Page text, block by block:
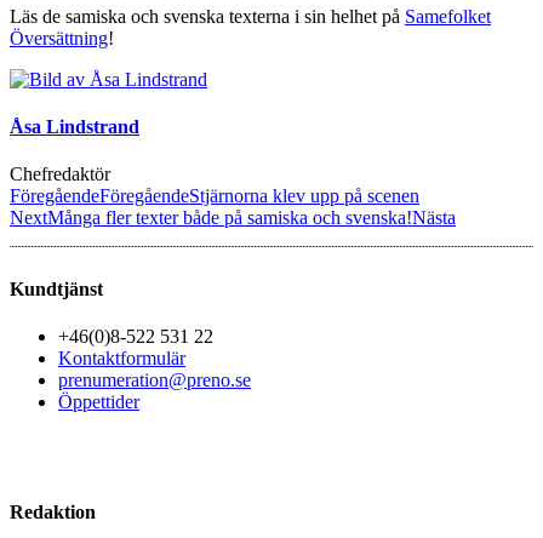
Läs de samiska och svenska texterna i sin helhet på Samefolket
Översättning!
Åsa Lindstrand
Chefredaktör
FöregåendeFöregåendeStjärnorna klev upp på scenen
NextMånga fler texter både på samiska och svenska!Nästa
Kundtjänst
+46(0)8-522 531 22
Kontaktformulär
prenumeration@preno.se
Öppettider
Redaktion